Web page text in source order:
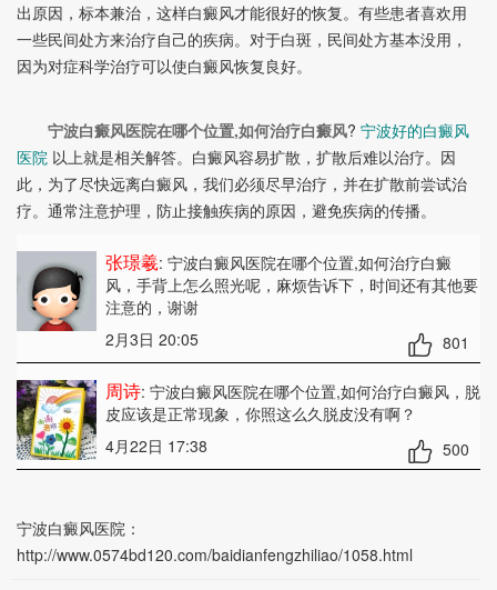
出原因，标本兼治，这样白癜风才能很好的恢复。有些患者喜欢用
一些民间处方来治疗自己的疾病。对于白斑，民间处方基本没用，
因为对症科学治疗可以使白癜风恢复良好。
宁波白癜风医院在哪个位置,如何治疗白癜风? 宁波好的白癜风
医院 以上就是相关解答。白癜风容易扩散，扩散后难以治疗。因
此，为了尽快远离白癜风，我们必须尽早治疗，并在扩散前尝试治
疗。通常注意护理，防止接触疾病的原因，避免疾病的传播。
张璟羲: 宁波白癜风医院在哪个位置,如何治疗白癜
风，手背上怎么照光呢，麻烦告诉下，时间还有其他要
注意的，谢谢
2月3日 20:05
801
周诗: 宁波白癜风医院在哪个位置,如何治疗白癜风，脱
皮应该是正常现象，你照这么久脱皮没有啊？
4月22日 17:38
500
宁波白癜风医院：
http://www.0574bd120.com/baidianfengzhiliao/1058.html